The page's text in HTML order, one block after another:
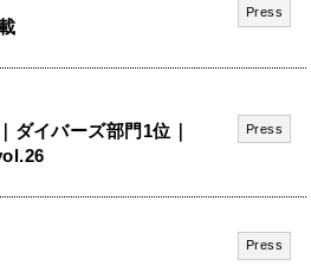
Press
イバーズ部門1位｜
Press
Press